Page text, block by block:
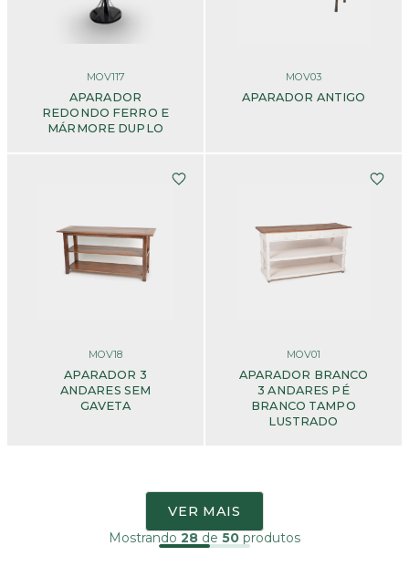
MOV117
APARADOR
REDONDO FERRO E
MÁRMORE DUPLO
MOV03
APARADOR ANTIGO
MOV18
APARADOR 3
ANDARES SEM
GAVETA
MOV01
APARADOR BRANCO
3 ANDARES PÉ
BRANCO TAMPO
LUSTRADO
VER MAIS
Mostrando 28 de 50 produtos